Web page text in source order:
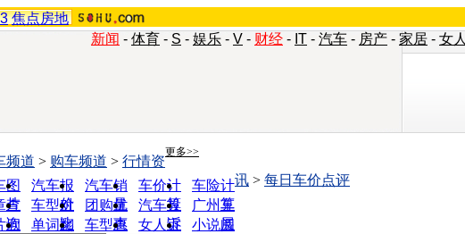
焦点房地
新闻 - 体育 - S - 娱乐 - V - 财经 - IT - 汽车 - 房产 - 家居 - 女人
更多>>
图
片
汽车报
价
汽车销
量
车价计
算
车险计
算
查
询
车型对
比
团购优
惠
汽车投
诉
广州车
展
欣
单词翻
车型查
女人宝
小说阅
频道 > 购车频道 > 行情资
讯 > 每日车价点评